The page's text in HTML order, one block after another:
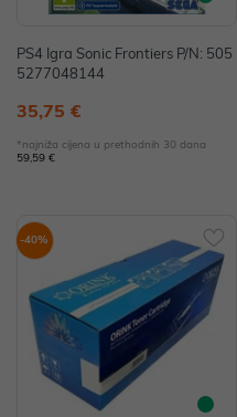
PS4 Igra Sonic Frontiers P/N: 505
5277048144
35,75 €
*najniža cijena u prethodnih 30 dana
59,59 €
-40%